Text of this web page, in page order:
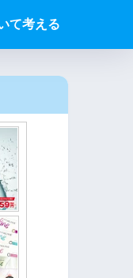
て考える